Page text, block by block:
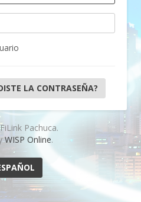
LA CONTRASEÑA?
Pachuca.
WISP Online.